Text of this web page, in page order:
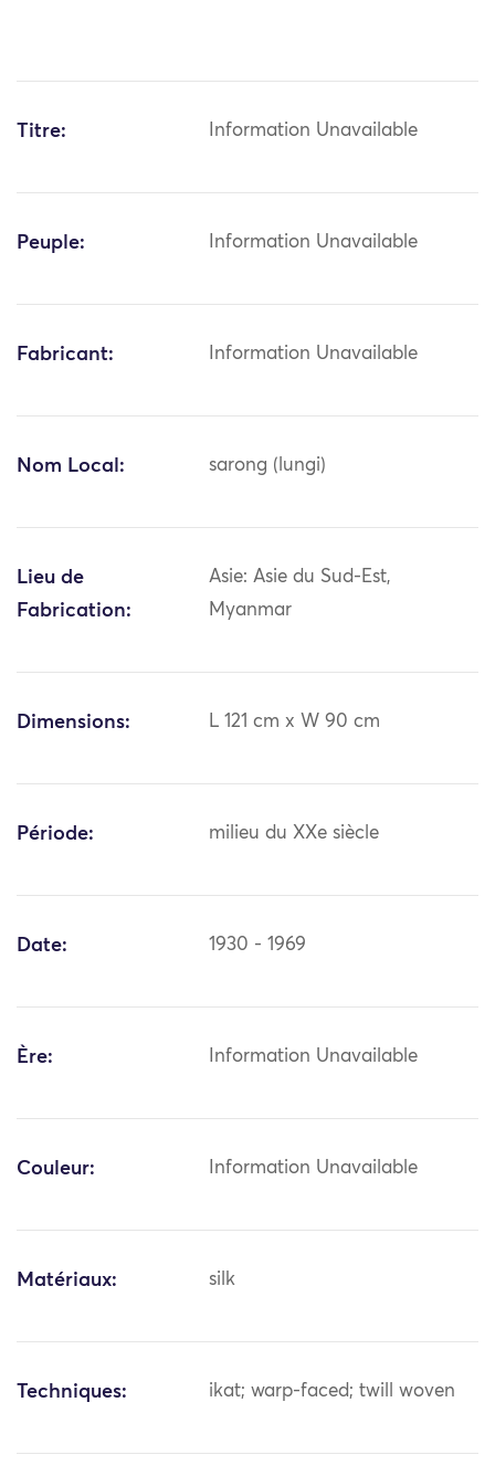
Titre: Information Unavailable
Peuple: Information Unavailable
Fabricant: Information Unavailable
Nom Local: sarong (lungi)
Lieu de
Fabrication:
Asie: Asie du Sud-Est,
Myanmar
Dimensions: L 121 cm x W 90 cm
Période: milieu du XXe siècle
Date: 1930 - 1969
Ère: Information Unavailable
Couleur: Information Unavailable
Matériaux: silk
Techniques: ikat; warp-faced; twill woven